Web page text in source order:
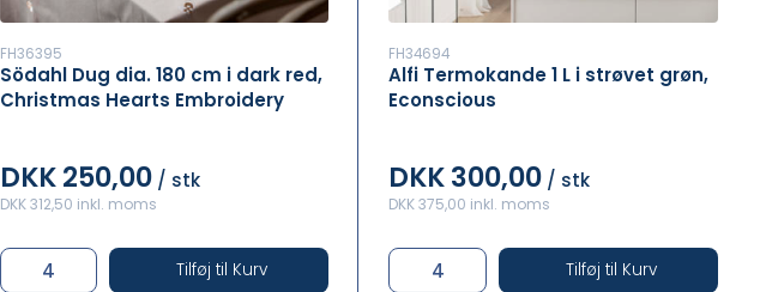
FH36395
Södahl Dug dia. 180 cm i dark red,
Christmas Hearts Embroidery
DKK 250,00 / stk
DKK 312,50 inkl. moms
Tilføj til Kurv
FH34694
Alfi Termokande 1 L i strøvet grøn,
Econscious
DKK 300,00 / stk
DKK 375,00 inkl. moms
Tilføj til Kurv